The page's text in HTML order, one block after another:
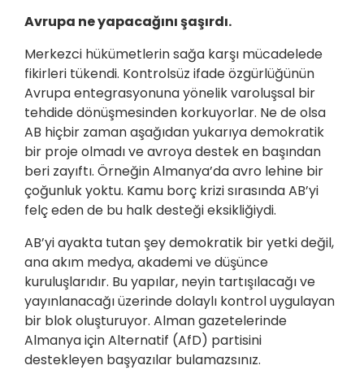
Avrupa ne yapacağını şaşırdı.
Merkezci hükümetlerin sağa karşı mücadelede
fikirleri tükendi. Kontrolsüz ifade özgürlüğünün
Avrupa entegrasyonuna yönelik varoluşsal bir
tehdide dönüşmesinden korkuyorlar. Ne de olsa
AB hiçbir zaman aşağıdan yukarıya demokratik
bir proje olmadı ve avroya destek en başından
beri zayıftı. Örneğin Almanya’da avro lehine bir
çoğunluk yoktu. Kamu borç krizi sırasında AB’yi
felç eden de bu halk desteği eksikliğiydi.
AB’yi ayakta tutan şey demokratik bir yetki değil,
ana akım medya, akademi ve düşünce
kuruluşlarıdır. Bu yapılar, neyin tartışılacağı ve
yayınlanacağı üzerinde dolaylı kontrol uygulayan
bir blok oluşturuyor. Alman gazetelerinde
Almanya için Alternatif (AfD) partisini
destekleyen başyazılar bulamazsınız.